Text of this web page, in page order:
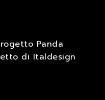
Panda
di Italdesign